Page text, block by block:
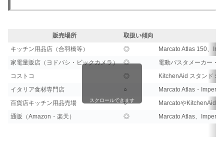
販売場所
取扱い傾向
キッチン用品店（合羽橋等）
◎
Marcato Atlas 150、
家電量販店（ヨドバシ・ビックカメラ）
◎
電動パスタメーカー・
コストコ
◎
KitchenAid スタンドミ
イタリア食材専門店
○
Marcato Atlas・
百貨店キッチン用品売場
○
MarcatoやKitchenAid
通販（Amazon・楽天）
◎ Marcato Atlas、
スクロールできます